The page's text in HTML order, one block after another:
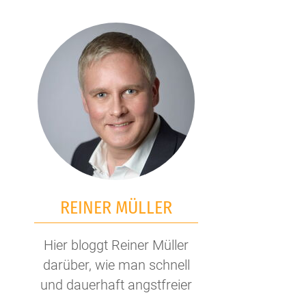
REINER MÜLLER
Hier bloggt Reiner Müller
darüber, wie man schnell
und dauerhaft angstfreier